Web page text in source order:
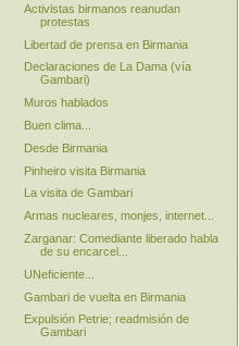
Activistas birmanos reanudan
protestas
Libertad de prensa en Birmania
Declaraciones de La Dama (vía
Gambari)
Muros hablados
Buen clima...
Desde Birmania
Pinheiro visita Birmania
La visita de Gambari
Armas nucleares, monjes, internet...
Zarganar: Comediante liberado habla
de su encarcel...
UNeficiente...
Gambari de vuelta en Birmania
Expulsión Petrie; readmisión de
Gambari